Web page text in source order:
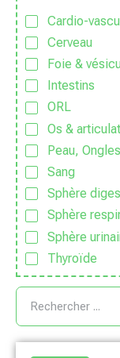
Cardio-
Cerveau
Foie &
Intestins
ORL
Os &
Peau,
Sang
Sphère
Sphère
Sphère
Thyroïde